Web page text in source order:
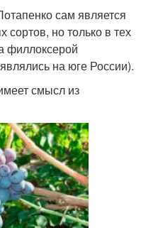
сам является
но только в тех
филлоксерой
на юге России).
смысл из